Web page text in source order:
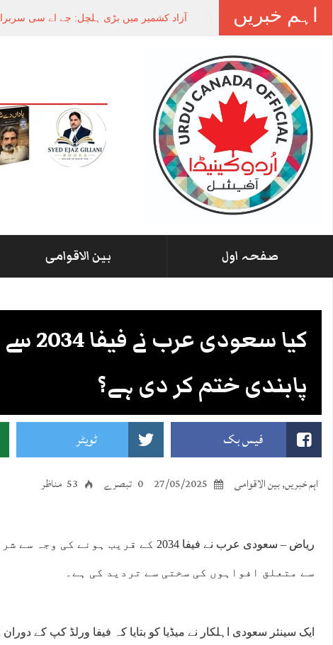
اہم خبریں آزاد کشمیر میں بڑی ہلچل: جے اے سی
صفحہ اول بین الاقوامی
کیا
پابندی ختم کر دی ہے؟
فیس بک ٹویٹر
اہم خبریں,بین الاقوامی 27/05/2025 0 تبصرے 53 مناظر
ریاض – سعودی عرب نے فیفا 2034 کے قریب
سے متعلق افواہوں کی سختی سے تردید کی ہے۔